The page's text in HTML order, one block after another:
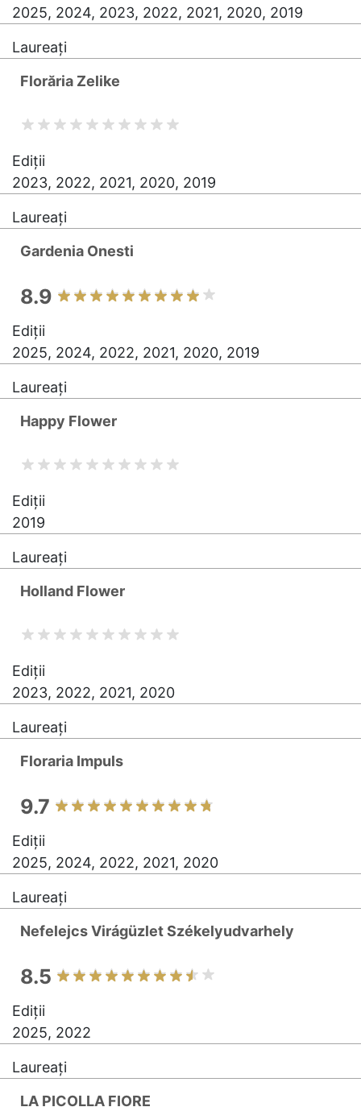
2025, 2024, 2023, 2022, 2021, 2020, 2019
Laureați
Florăria Zelike
Ediții
2023, 2022, 2021, 2020, 2019
Laureați
Gardenia Onesti
8.9
Ediții
2025, 2024, 2022, 2021, 2020, 2019
Laureați
Happy Flower
Ediții
2019
Laureați
Holland Flower
Ediții
2023, 2022, 2021, 2020
Laureați
Floraria Impuls
9.7
Ediții
2025, 2024, 2022, 2021, 2020
Laureați
Nefelejcs Virágüzlet Székelyudvarhely
8.5
Ediții
2025, 2022
Laureați
LA PICOLLA FIORE